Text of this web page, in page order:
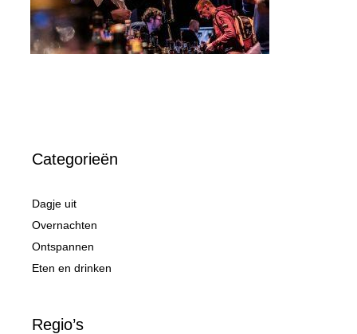
Categorieën
Dagje uit
Overnachten
Ontspannen
Eten en drinken
Regio’s